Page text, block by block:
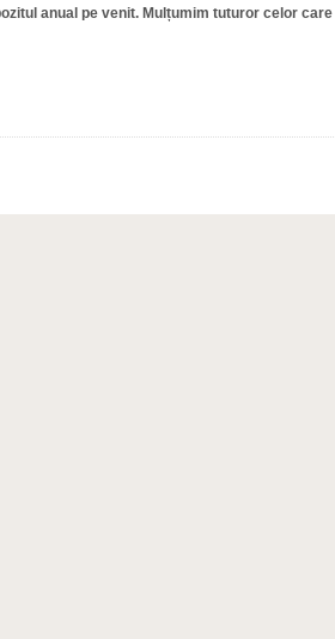
anual pe venit. Mulțumim tuturor celor